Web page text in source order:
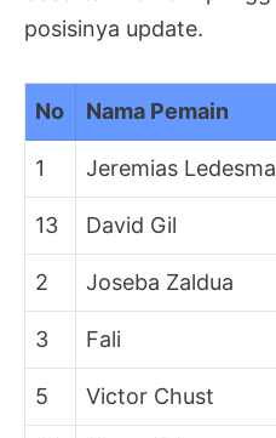
posisinya update.
No Nama Pemain
1 Jeremias Ledesma
13 David Gil
2 Joseba Zaldua
3 Fali
5 Victor Chust